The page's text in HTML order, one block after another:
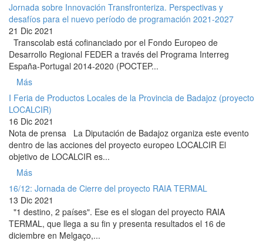
Jornada sobre Innovación Transfronteriza. Perspectivas y
desafíos para el nuevo período de programación 2021-2027
21 Dic 2021
Transcolab está cofinanciado por el Fondo Europeo de
Desarrollo Regional FEDER a través del Programa Interreg
España-Portugal 2014-2020 (POCTEP...
Más
I Feria de Productos Locales de la Provincia de Badajoz (proyecto
LOCALCIR)
16 Dic 2021
Nota de prensa La Diputación de Badajoz organiza este evento
dentro de las acciones del proyecto europeo LOCALCIR El
objetivo de LOCALCIR es...
Más
16/12: Jornada de Cierre del proyecto RAIA TERMAL
13 Dic 2021
"1 destino, 2 países". Ese es el slogan del proyecto RAIA
TERMAL, que llega a su fin y presenta resultados el 16 de
diciembre en Melgaço,...